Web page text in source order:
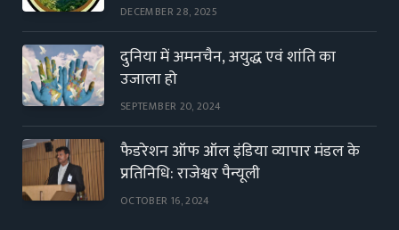
DECEMBER 28, 2025
दुनिया में अमनचैन, अयुद्ध एवं शांति का
उजाला हो
SEPTEMBER 20, 2024
फैडरेशन ऑफ ऑल इंडिया व्यापार मंडल के
प्रतिनिधि: राजेश्वर पैन्यूली
OCTOBER 16, 2024